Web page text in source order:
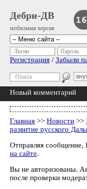
Дебри-ДВ
мобильная версия
Логин Пароль
Регистрация / Забыли
Новый комментарий
Главная >> Новости >>
развитие русского
Отправляя сообщение,
на сайте.
Вы не авторизованы.
после проверки